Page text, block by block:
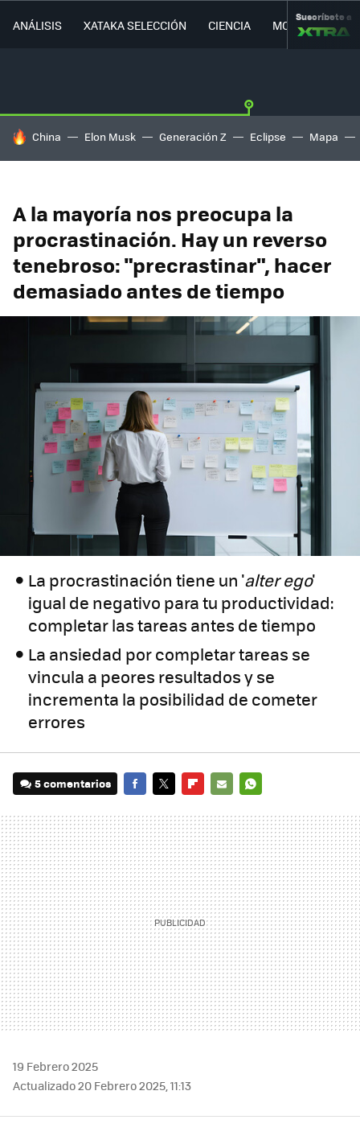
ANÁLISIS XATAKA SELECCIÓN CIENCIA MOVILIDAD
Suscríbete a
HOY SE HABLA DE
China Elon Musk Generación Z Eclipse Mapa
A la mayoría nos preocupa la
procrastinación. Hay un reverso
tenebroso: "precrastinar", hacer
demasiado antes de tiempo
La procrastinación tiene un 'alter ego'
igual de negativo para tu productividad:
completar las tareas antes de tiempo
La ansiedad por completar tareas se
vincula a peores resultados y se
incrementa la posibilidad de cometer
errores
5 comentarios
MAIL
19 Febrero 2025
Actualizado 20 Febrero 2025, 11:13